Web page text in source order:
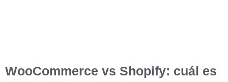
WooCommerce vs Shopify: cuál es